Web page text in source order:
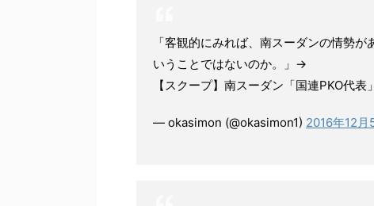
「客観的にみれば、南スーダンの情勢
いうことではないのか。」→
【スクープ】南スーダン「国連PKO代表
— okasimon (@okasimon1) 2016年12月